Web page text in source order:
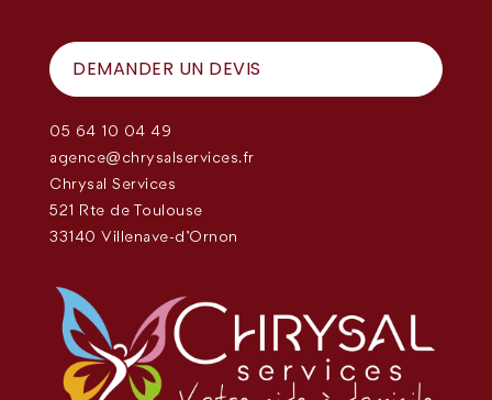
DEMANDER UN DEVIS
05 64 10 04 49
agence@chrysalservices.fr
Chrysal Services
521 Rte de Toulouse
33140 Villenave-d'Ornon